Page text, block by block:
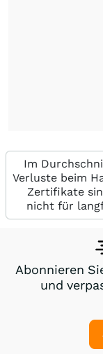
Im
Verluste beim
Zertifikate
nicht für
Abonnieren
und